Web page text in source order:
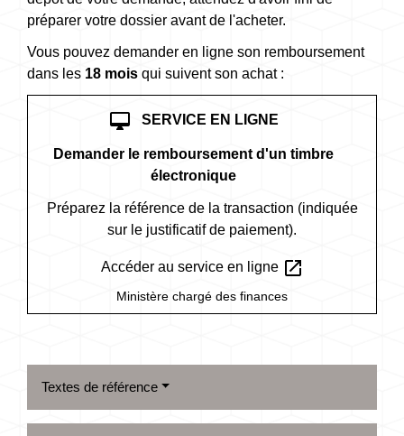
préparer votre dossier avant de l'acheter.
Vous pouvez demander en ligne son remboursement
dans les 18 mois qui suivent son achat :
desktop_mac SERVICE EN LIGNE
Demander le remboursement d'un timbre
électronique
Préparez la référence de la transaction (indiquée
sur le justificatif de paiement).
Accéder au service en ligne open_in_new
Ministère chargé des finances
Textes de référence